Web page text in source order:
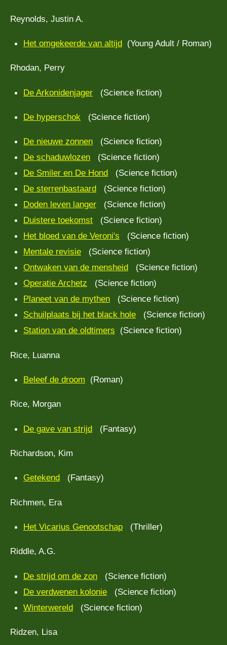
Reynolds, Justin A.
Het omgekeerde van altijd (Young Adult / Roman)
Rhodan, Perry
De Arkonidenjager (Science fiction)
De hyperschok (Science fiction)
De nieuwe zonnen (Science fiction)
De schaduwlozen (Science fiction)
De Smiler en De Hond (Science fiction)
De sterrenbastaard (Science fiction)
Doden leven langer (Science fiction)
Duistere toekomst (Science fiction)
Het bloed van de Veroni's (Science fiction)
Mentale revisie (Science fiction)
Ontwaken van de mensheid (Science fiction)
Operatie Archetz (Science fiction)
Planeet van de mythen (Science fiction)
Schuilplaats bij het black hole (Science fiction)
Station van de oldtimers (Science fiction)
Rice, Luanna
Beleef de droom (Roman)
Rice, Morgan
De gave van strijd (Fantasy)
Richardson, Kim
Getekend (Fantasy)
Richmen, Era
Het Vicarius Genootschap (Thriller)
Riddle, A.G.
De strijd om de zon (Science fiction)
De verdwenen kolonie (Science fiction)
Winterwereld (Science fiction)
Ridzen, Lisa